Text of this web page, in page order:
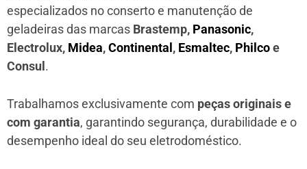
especializados no conserto e manutenção de
geladeiras das marcas Brastemp, Panasonic,
Electrolux, Midea,Continental, Esmaltec, Philcoe
Consul.
Trabalhamos exclusivamente com peças originais e
com garantia, garantindo segurança, durabilidade e o
desempenho ideal do seu eletrodoméstico.